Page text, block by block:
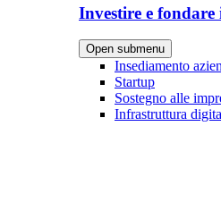
Investire e
Open submenu
Insediamento
Startup
Sostegno alle
Infrastruttura